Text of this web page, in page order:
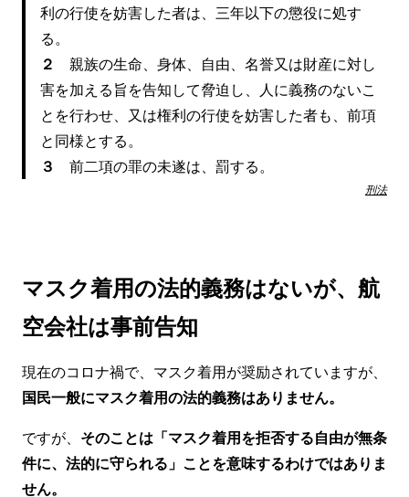
利の行使を妨害した者は、三年以下の懲役に処す
る。
２
親族の生命、身体、自由、名誉又は財産に対し
害を加える旨を告知して脅迫し、人に義務のないこ
とを行わせ、又は権利の行使を妨害した者も、前項
と同様とする。
３
前二項の罪の未遂は、罰する。
刑法
マスク着用の法的義務はないが、 航
空会社は事前告知
現在のコロナ禍で、マスク着用が奨励されていますが、
国民一般にマスク着用の法的義務はありません。
ですが、 そのことは「マスク着用を拒否する自由が無条
件に、法的に守られる」ことを意味するわけではありま
せん。